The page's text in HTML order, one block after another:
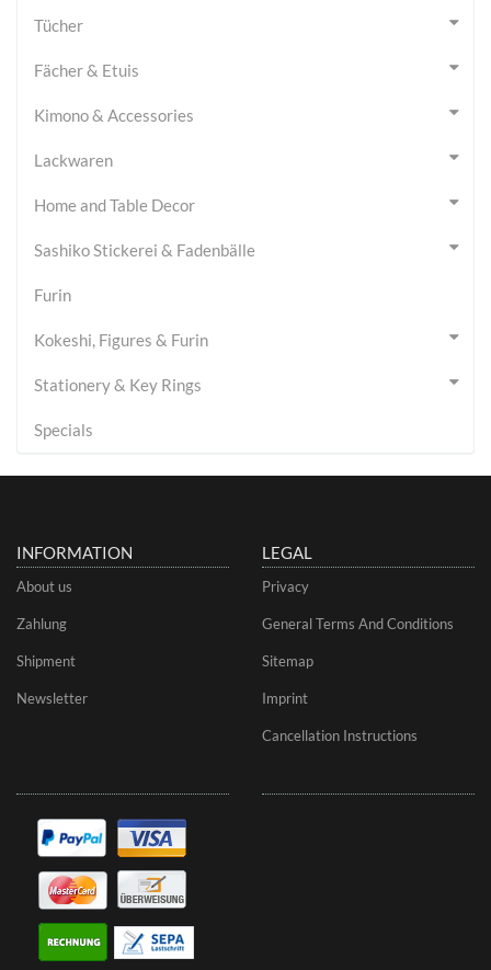
Tücher
Fächer & Etuis
Kimono & Accessories
Lackwaren
Home and Table Decor
Sashiko Stickerei & Fadenbälle
Furin
Kokeshi, Figures & Furin
Stationery & Key Rings
Specials
INFORMATION
About us
Zahlung
Shipment
Newsletter
LEGAL
Privacy
General Terms And Conditions
Sitemap
Imprint
Cancellation Instructions